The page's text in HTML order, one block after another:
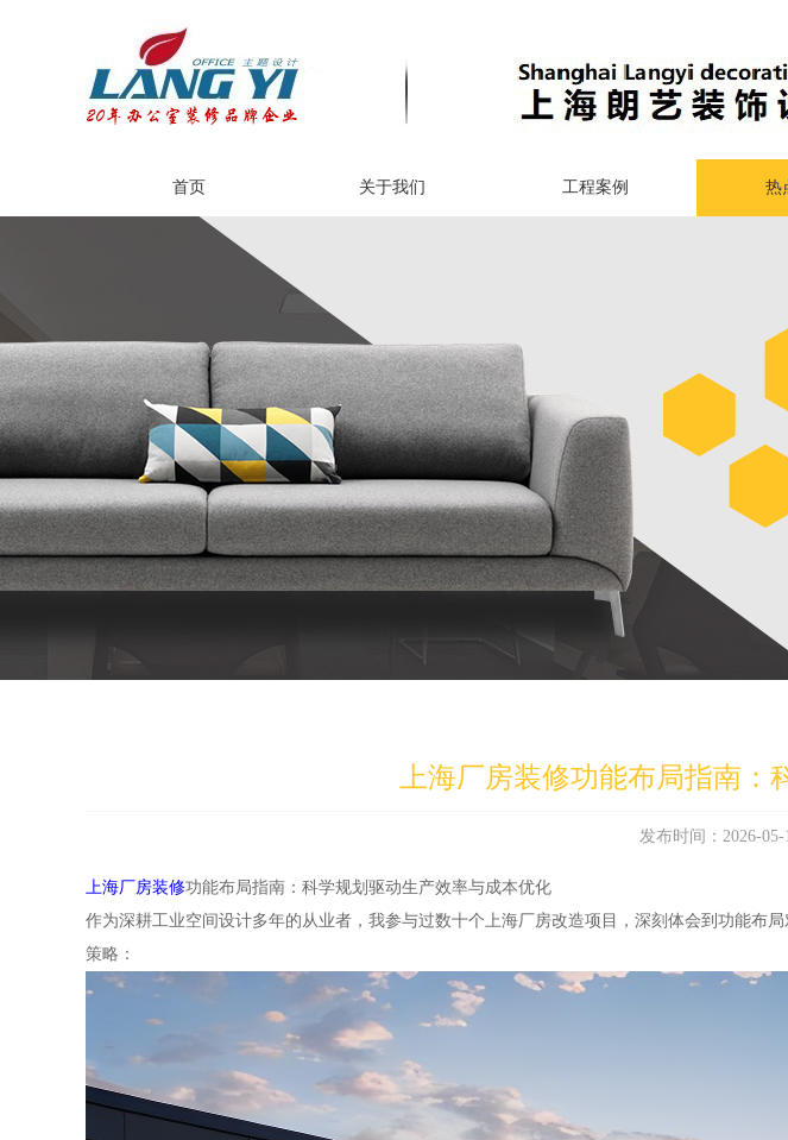
首页 关于我们 工程案例 热
上海厂房装修功能布局指南
发布时间：2026-
上海厂房装修功能布局指南：科学规划驱动生产效率与成本优化
作为深耕工业空间设计多年的从业者，我参与过数十个上海厂房改造项目，深刻体会到功能布
策略：